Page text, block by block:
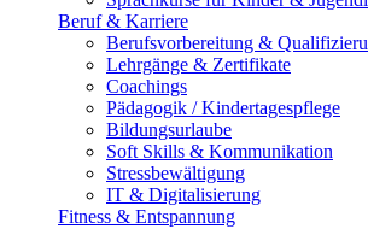
Beruf & Karriere
Berufsvorbereitung &
Lehrgänge & Zertifikate
Coachings
Pädagogik / Kindertagespflege
Bildungsurlaube
Soft Skills & Kommunikation
Stressbewältigung
IT & Digitalisierung
Fitness & Entspannung